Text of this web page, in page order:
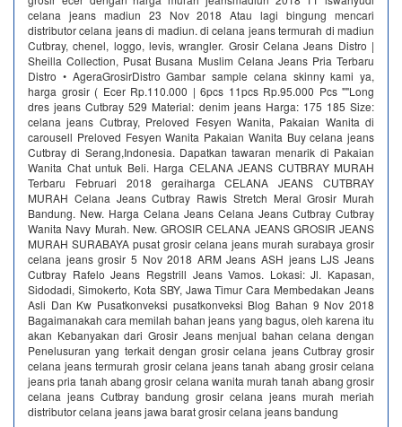
celana jeans madiun 23 Nov 2018 Atau lagi bingung mencari
distributor celana jeans di madiun. di celana jeans termurah di madiun
Cutbray, chenel, loggo, levis, wrangler. Grosir Celana Jeans Distro |
Sheilla Collection, Pusat Busana Muslim Celana Jeans Pria Terbaru
Distro • AgeraGrosirDistro Gambar sample celana skinny kami ya,
harga grosir ( Ecer Rp.110.000 | 6pcs 11pcs Rp.95.000 Pcs ""Long
dres jeans Cutbray 529 Material: denim jeans Harga: 175 185 Size:
celana jeans Cutbray, Preloved Fesyen Wanita, Pakaian Wanita di
carousell Preloved Fesyen Wanita Pakaian Wanita Buy celana jeans
Cutbray di Serang,Indonesia. Dapatkan tawaran menarik di Pakaian
Wanita Chat untuk Beli. Harga CELANA JEANS CUTBRAY MURAH
Terbaru Februari 2018 geraiharga CELANA JEANS CUTBRAY
MURAH Celana Jeans Cutbray Rawis Stretch Meral Grosir Murah
Bandung. New. Harga Celana Jeans Celana Jeans Cutbray Cutbray
Wanita Navy Murah. New. GROSIR CELANA JEANS GROSIR JEANS
MURAH SURABAYA pusat grosir celana jeans murah surabaya grosir
celana jeans grosir 5 Nov 2018 ARM Jeans ASH jeans LJS Jeans
Cutbray Rafelo Jeans Regstrill Jeans Vamos. Lokasi: Jl. Kapasan,
Sidodadi, Simokerto, Kota SBY, Jawa Timur Cara Membedakan Jeans
Asli Dan Kw Pusatkonveksi pusatkonveksi Blog Bahan 9 Nov 2018
Bagaimanakah cara memilah bahan jeans yang bagus, oleh karena itu
akan Kebanyakan dari Grosir Jeans menjual bahan celana dengan
Penelusuran yang terkait dengan grosir celana jeans Cutbray grosir
celana jeans termurah grosir celana jeans tanah abang grosir celana
jeans pria tanah abang grosir celana wanita murah tanah abang grosir
celana jeans Cutbray bandung grosir celana jeans murah meriah
distributor celana jeans jawa barat grosir celana jeans bandung